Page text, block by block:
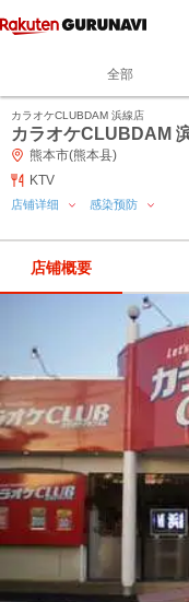
全部
カラオケCLUBDAM 浜線店
カラオケCLUBDAM
熊本市(熊本县)
KTV
店铺详细 感染预防
店铺概要